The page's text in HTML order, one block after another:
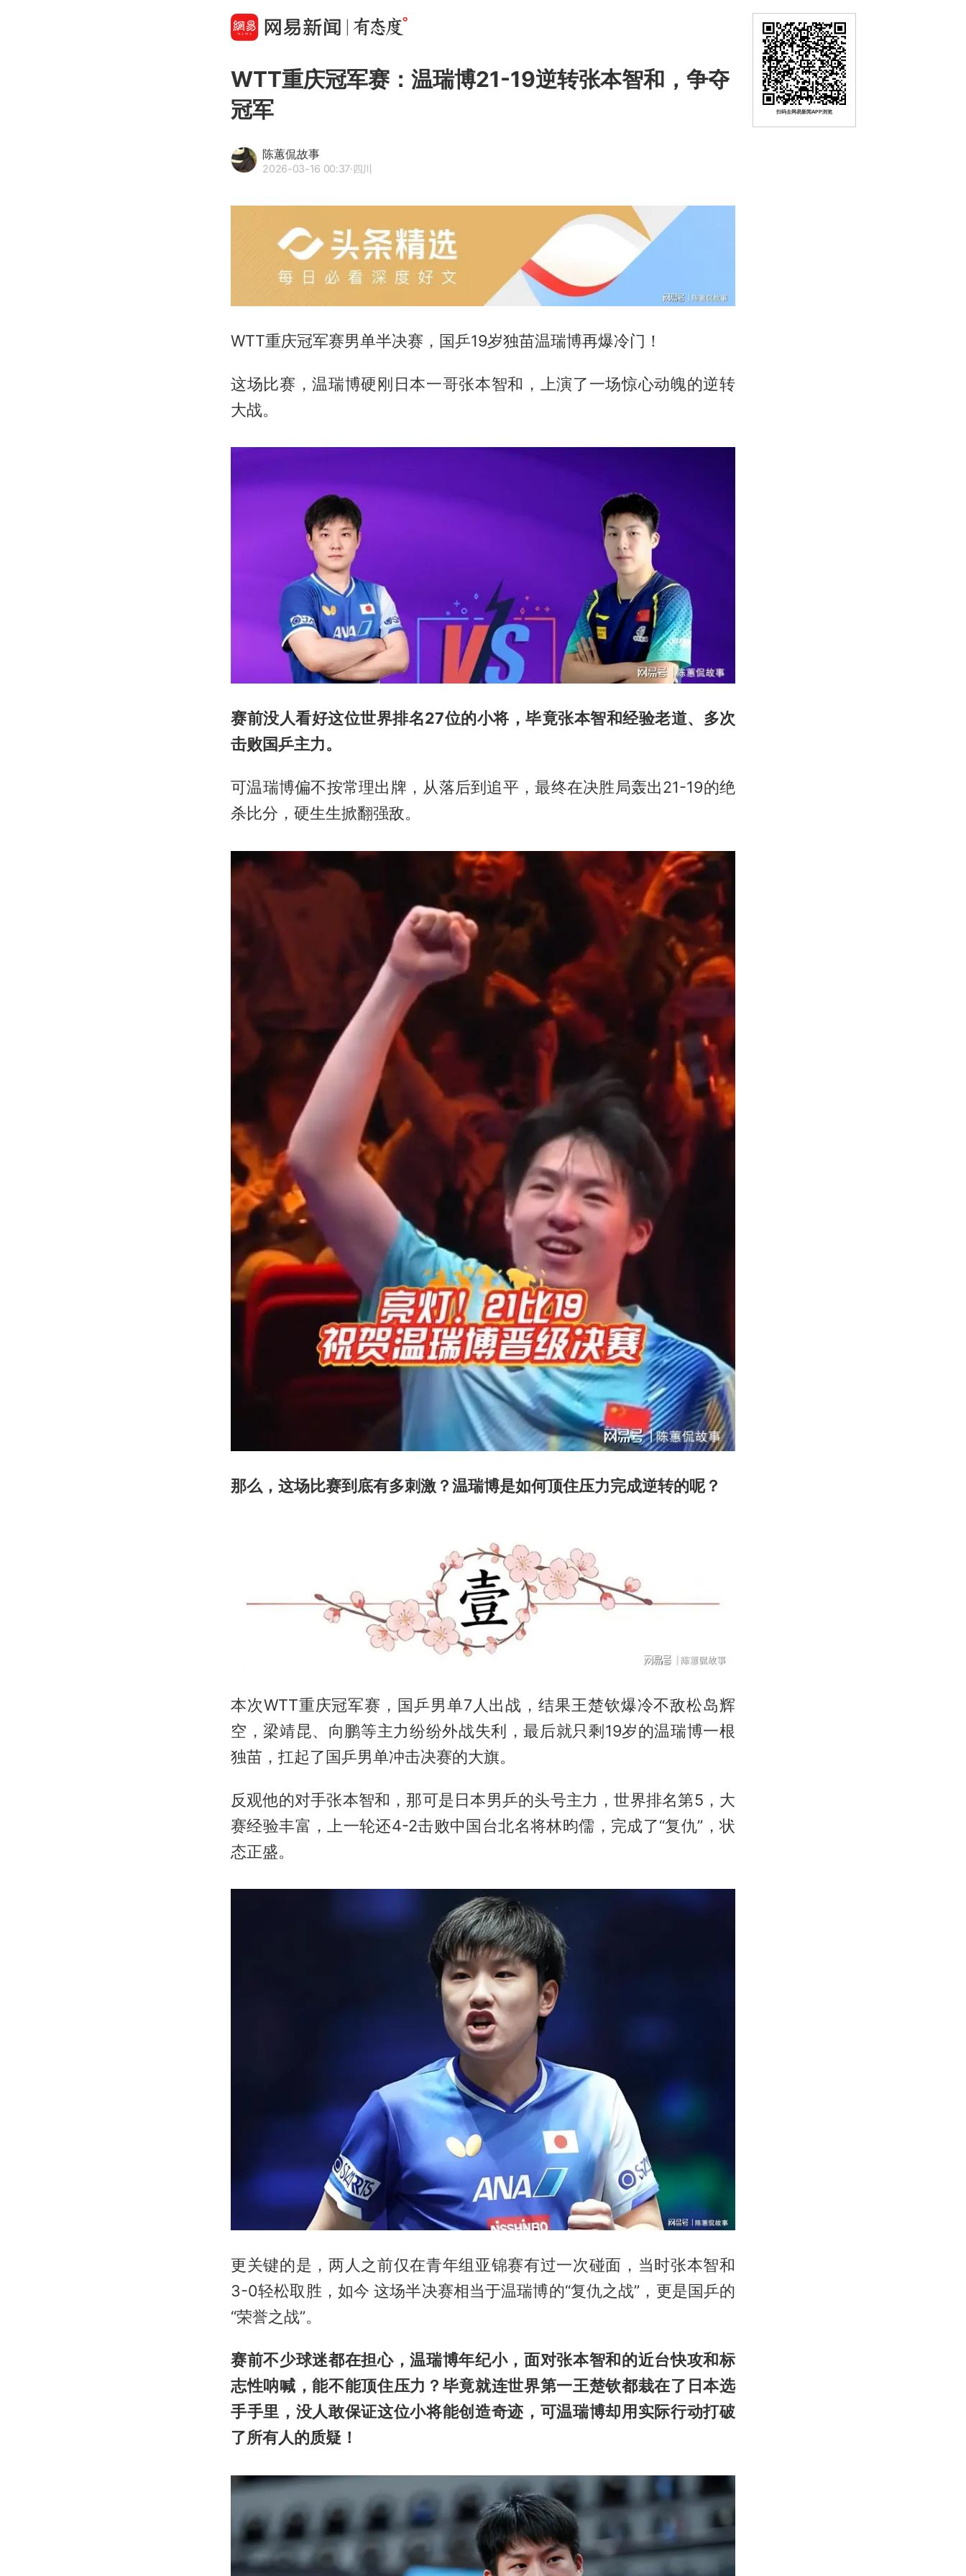
WTT重庆冠军赛：温瑞博21-19逆转张本智和，争夺
冠军
陈蕙侃故事
2026-03-16 00:37·四川
WTT重庆冠军赛男单半决赛，国乒19岁独苗温瑞博再爆冷门！
这场比赛，温瑞博硬刚日本一哥张本智和，上演了一场惊心动魄的逆转
大战。
赛前没人看好这位世界排名27位的小将，毕竟张本智和经验老道、多次
击败国乒主力。
可温瑞博偏不按常理出牌，从落后到追平，最终在决胜局轰出21-19的绝
杀比分，硬生生掀翻强敌。
那么，这场比赛到底有多刺激？温瑞博是如何顶住压力完成逆转的呢？
本次WTT重庆冠军赛，国乒男单7人出战，结果王楚钦爆冷不敌松岛辉
空，梁靖昆、向鹏等主力纷纷外战失利，最后就只剩19岁的温瑞博一根
独苗，扛起了国乒男单冲击决赛的大旗。
反观他的对手张本智和，那可是日本男乒的头号主力，世界排名第5，大
赛经验丰富，上一轮还4-2击败中国台北名将林昀儒，完成了“复仇”，状
态正盛。
更关键的是，两人之前仅在青年组亚锦赛有过一次碰面，当时张本智和
3-0轻松取胜，如今 这场半决赛相当于温瑞博的“复仇之战”，更是国乒的
“荣誉之战”。
赛前不少球迷都在担心，温瑞博年纪小，面对张本智和的近台快攻和标
志性呐喊，能不能顶住压力？毕竟就连世界第一王楚钦都栽在了日本选
手手里，没人敢保证这位小将能创造奇迹，可温瑞博却用实际行动打破
了所有人的质疑！
扫码去网易新闻APP浏览